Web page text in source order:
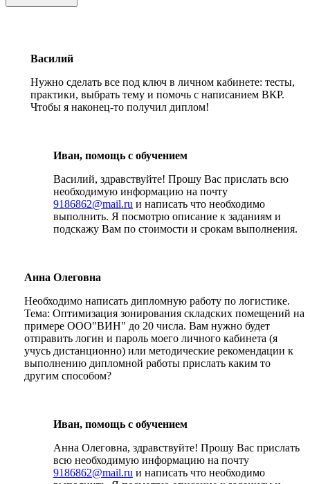
Василий
Нужно сделать все под ключ в личном кабинете: тесты,
практики, выбрать тему и помочь с написанием ВКР.
Чтобы я наконец-то получил диплом!
Иван, помощь с обучением
Василий, здравствуйте! Прошу Вас прислать всю
необходимую информацию на почту
9186862@mail.ru и написать что необходимо
выполнить. Я посмотрю описание к заданиям и
подскажу Вам по стоимости и срокам выполнения.
Анна Олеговна
Необходимо написать дипломную работу по логистике.
Тема: Оптимизация зонирования складских помещений на
примере ООО"ВИН" до 20 числа. Вам нужно будет
отправить логин и пароль моего личного кабинета (я
учусь дистанционно) или методические рекомендации к
выполнению дипломной работы прислать каким то
другим способом?
Иван, помощь с обучением
Анна Олеговна, здравствуйте! Прошу Вас прислать
всю необходимую информацию на почту
9186862@mail.ru и написать что необходимо